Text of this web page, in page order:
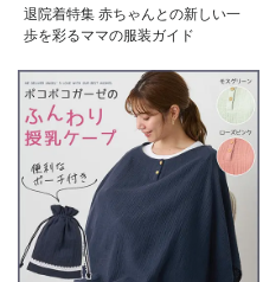
退院着特集 赤ちゃんとの新しい一
歩を彩るママの服装ガイド